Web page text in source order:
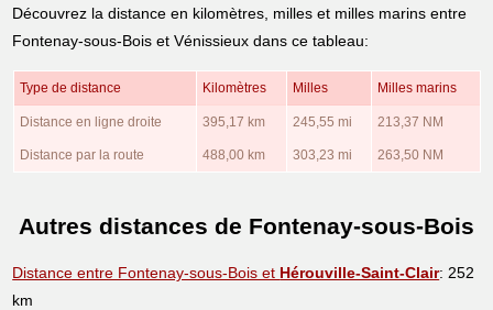
Découvrez la distance en kilomètres, milles et milles marins entre
Fontenay-sous-Bois et Vénissieux dans ce tableau:
Type de distance Kilomètres Milles Milles marins
Distance en ligne droite 395,17 km 245,55 mi 213,37 NM
Distance par la route 488,00 km 303,23 mi 263,50 NM
Autres distances de Fontenay-sous-Bois
Distance entre Fontenay-sous-Bois et Hérouville-Saint-Clair: 252
km